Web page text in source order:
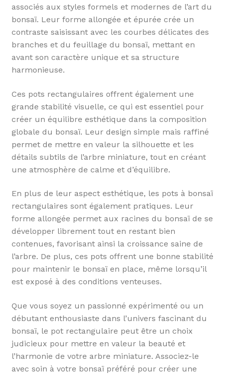
associés aux styles formels et modernes de l’art du
bonsaï. Leur forme allongée et épurée crée un
contraste saisissant avec les courbes délicates des
branches et du feuillage du bonsaï, mettant en
avant son caractère unique et sa structure
harmonieuse.
Ces pots rectangulaires offrent également une
grande stabilité visuelle, ce qui est essentiel pour
créer un équilibre esthétique dans la composition
globale du bonsaï. Leur design simple mais raffiné
permet de mettre en valeur la silhouette et les
détails subtils de l’arbre miniature, tout en créant
une atmosphère de calme et d’équilibre.
En plus de leur aspect esthétique, les pots à bonsaï
rectangulaires sont également pratiques. Leur
forme allongée permet aux racines du bonsaï de se
développer librement tout en restant bien
contenues, favorisant ainsi la croissance saine de
l’arbre. De plus, ces pots offrent une bonne stabilité
pour maintenir le bonsaï en place, même lorsqu’il
est exposé à des conditions venteuses.
Que vous soyez un passionné expérimenté ou un
débutant enthousiaste dans l’univers fascinant du
bonsaï, le pot rectangulaire peut être un choix
judicieux pour mettre en valeur la beauté et
l’harmonie de votre arbre miniature. Associez-le
avec soin à votre bonsaï préféré pour créer une